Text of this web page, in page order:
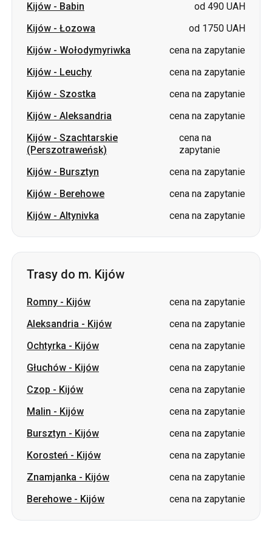
Kijów - Babin
od 490 UAH
Kijów - Łozowa
od 1750 UAH
Kijów - Wołodymyriwka
cena na zapytanie
Kijów - Leuchy
cena na zapytanie
Kijów - Szostka
cena na zapytanie
Kijów - Aleksandria
cena na zapytanie
Kijów - Szachtarskie
(Perszotraweńsk)
cena na
zapytanie
Kijów - Bursztyn
cena na zapytanie
Kijów - Berehowe
cena na zapytanie
Kijów - Altynivka cena na zapytanie
Trasy do m. Kijów
Romny - Kijów
cena na zapytanie
Aleksandria - Kijów
cena na zapytanie
Ochtyrka - Kijów
cena na zapytanie
Głuchów - Kijów
cena na zapytanie
Czop - Kijów
cena na zapytanie
Malin - Kijów
cena na zapytanie
Bursztyn - Kijów
cena na zapytanie
Korosteń - Kijów
cena na zapytanie
Znamjanka - Kijów
cena na zapytanie
Berehowe - Kijów cena na zapytanie